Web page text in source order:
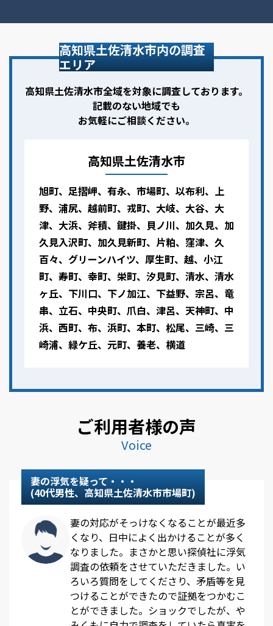
高知県土佐清水市内の調査
エリア
高知県土佐清水市全域を対象に調査しております。
記載のない地域でも
お気軽にご相談ください。
高知県土佐清水市
旭町、足摺岬、有永、市場町、以布利、上
野、浦尻、越前町、戎町、大岐、大谷、大
津、大浜、斧積、鍵掛、貝ノ川、加久見、加
久見入沢町、加久見新町、片粕、窪津、久
百々、グリーンハイツ、厚生町、越、小江
町、寿町、幸町、栄町、汐見町、清水、清水
ヶ丘、下川口、下ノ加江、下益野、宗呂、竜
串、立石、中央町、爪白、津呂、天神町、中
浜、西町、布、浜町、本町、松尾、三崎、三
崎浦、緑ケ丘、元町、養老、横道
ご利用者様の声
Voice
妻の浮気を疑って・・・
(40代男性、高知県土佐清水市市場町)
妻の対応がそっけなくなることが最近多
くなり、日中によく出かけることが多く
なりました。まさかと思い探偵社に浮気
調査の依頼をさせていただきました。い
ろいろ質問をしてくださり、矛盾等を見
つけることができたので証拠をつかむこ
とができました。ショックでしたが、や